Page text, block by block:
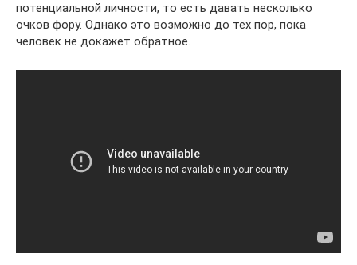
потенциальной личности, то есть давать несколько
очков фору. Однако это возможно до тех пор, пока
человек не докажет обратное.